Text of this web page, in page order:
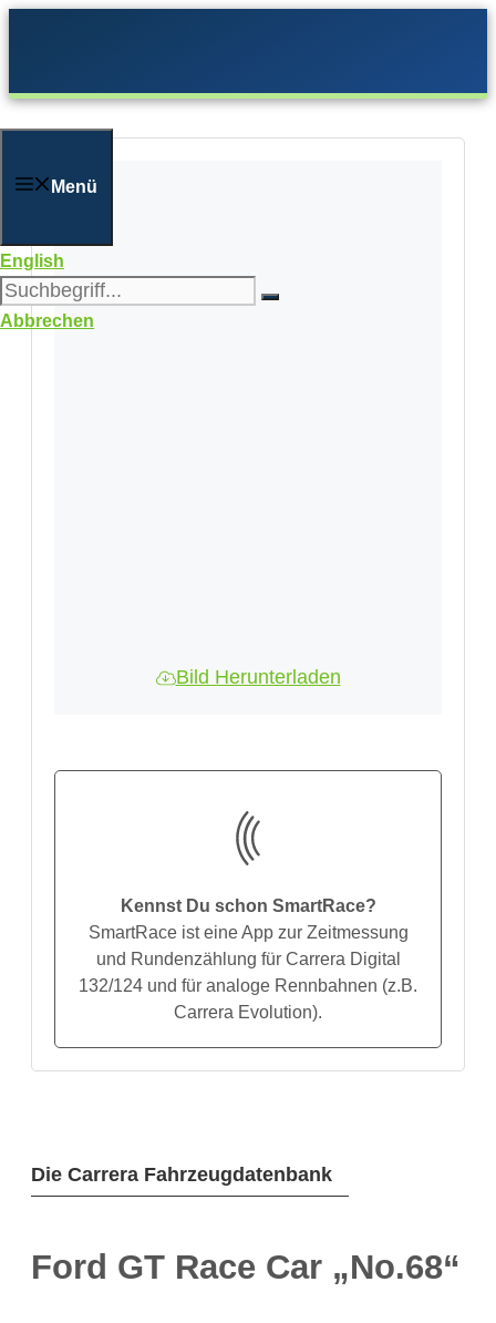
Menü
English
Abbrechen
Die Carrera Fahrzeugdatenbank
Ford GT Race Car „No.68“
Bild Herunterladen
Kennst Du schon SmartRace?
SmartRace ist eine App zur Zeitmessung
und Rundenzählung für Carrera Digital
132/124 und für analoge Rennbahnen (z.B.
Carrera Evolution).